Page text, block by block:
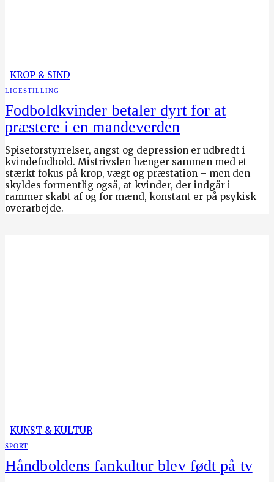
KROP & SIND
LIGESTILLING
Fodboldkvinder betaler dyrt for at
præstere i en mandeverden
Spiseforstyrrelser, angst og depression er udbredt i
kvindefodbold. Mistrivslen hænger sammen med et
stærkt fokus på krop, vægt og præstation – men den
skyldes formentlig også, at kvinder, der indgår i
rammer skabt af og for mænd, konstant er på psykisk
overarbejde.
KUNST & KULTUR
SPORT
Håndboldens fankultur blev født på tv